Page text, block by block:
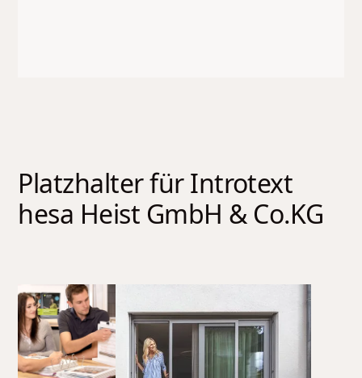
Platzhalter für Introtext
hesa Heist GmbH & Co.KG